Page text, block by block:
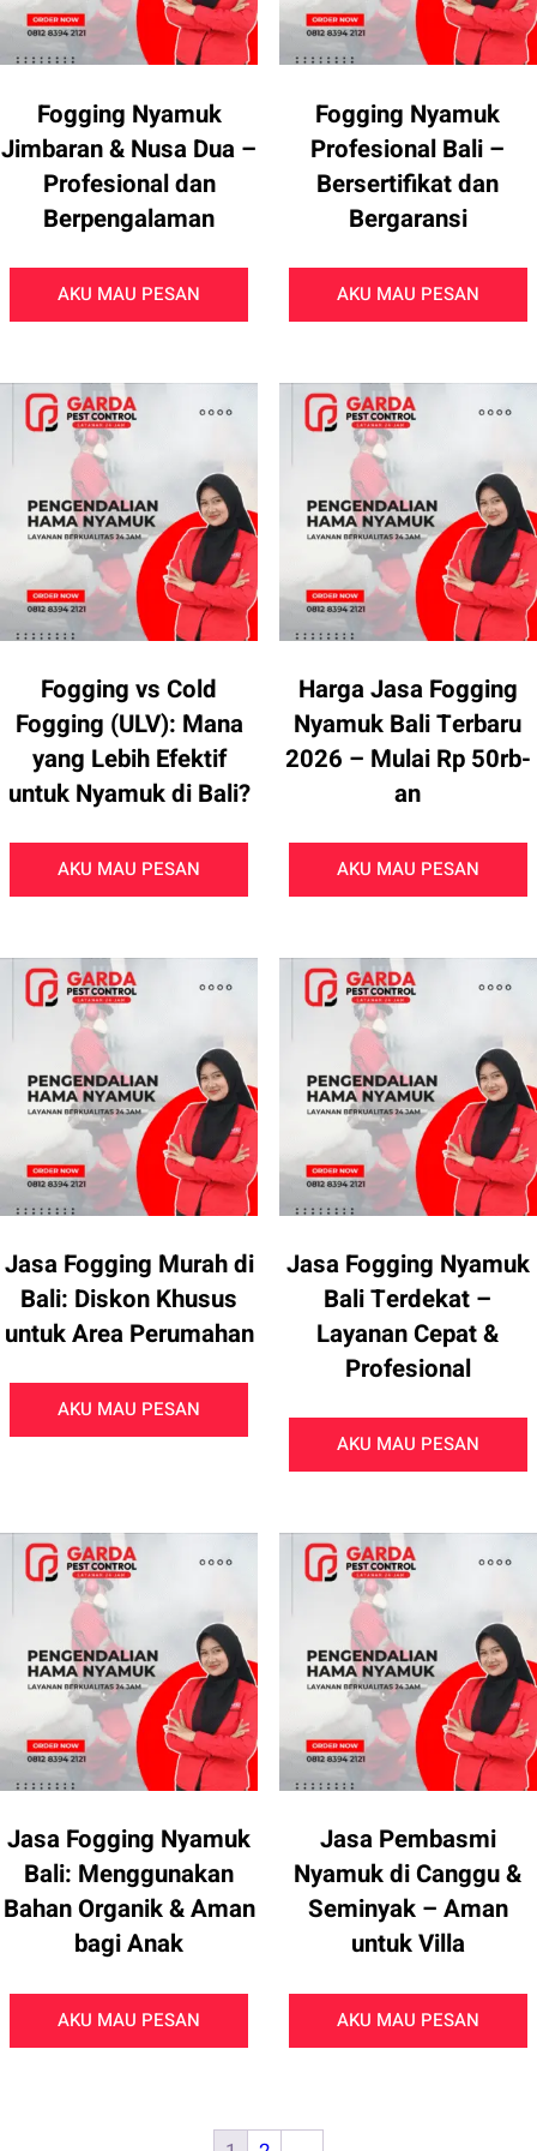
Fogging Nyamuk
Jimbaran & Nusa Dua –
Profesional dan
Berpengalaman
AKU MAU PESAN
Fogging Nyamuk
Profesional Bali –
Bersertifikat dan
Bergaransi
AKU MAU PESAN
Fogging vs Cold
Fogging (ULV): Mana
yang Lebih Efektif
untuk Nyamuk di Bali?
AKU MAU PESAN
Harga Jasa Fogging
Nyamuk Bali Terbaru
2026 – Mulai Rp 50rb-
an
AKU MAU PESAN
Jasa Fogging Murah di
Bali: Diskon Khusus
untuk Area Perumahan
AKU MAU PESAN
Jasa Fogging Nyamuk
Bali Terdekat –
Layanan Cepat &
Profesional
AKU MAU PESAN
Jasa Fogging Nyamuk
Bali: Menggunakan
Bahan Organik & Aman
bagi Anak
AKU MAU PESAN
Jasa Pembasmi
Nyamuk di Canggu &
Seminyak – Aman
untuk Villa
AKU MAU PESAN